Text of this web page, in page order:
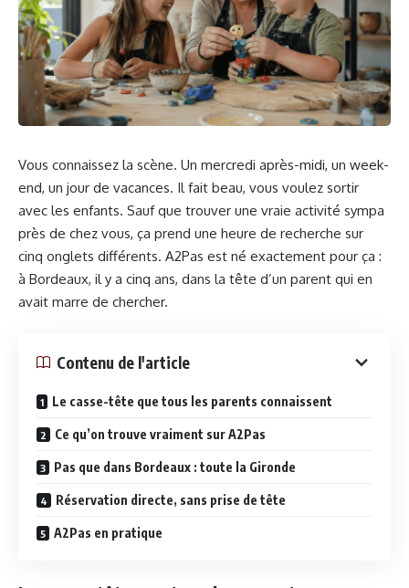
Vous connaissez la scène. Un mercredi après-midi, un week-
end, un jour de vacances. Il fait beau, vous voulez sortir
avec les enfants. Sauf que trouver une vraie activité sympa
près de chez vous, ça prend une heure de recherche sur
cinq onglets différents. A2Pas est né exactement pour ça :
à Bordeaux, il y a cinq ans, dans la tête d’un parent qui en
avait marre de chercher.
Contenu de l'article
Le casse-tête que tous les parents connaissent
Ce qu’on trouve vraiment sur A2Pas
Pas que dans Bordeaux : toute la Gironde
Réservation directe, sans prise de tête
A2Pas en pratique